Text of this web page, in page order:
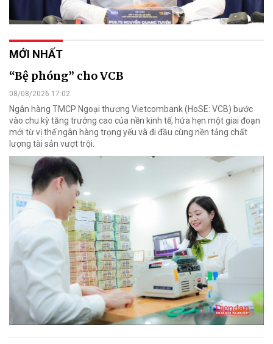
MỚI NHẤT
“Bệ phóng” cho VCB
08/08/2026 17:02
Ngân hàng TMCP Ngoại thương Vietcombank (HoSE: VCB) bước
vào chu kỳ tăng trưởng cao của nền kinh tế, hứa hẹn một giai đoạn
mới từ vị thế ngân hàng trọng yếu và đi đầu cùng nền tảng chất
lượng tài sản vượt trội.